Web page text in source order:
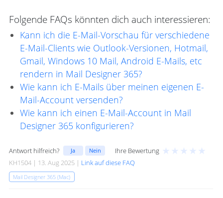
Folgende FAQs könnten dich auch interessieren:
Kann ich die E-Mail-Vorschau für verschiedene
E-Mail-Clients wie Outlook-Versionen, Hotmail,
Gmail, Windows 10 Mail, Android E-Mails, etc
rendern in Mail Designer 365?
Wie kann ich E-Mails über meinen eigenen E-
Mail-Account versenden?
Wie kann ich einen E-Mail-Account in Mail
Designer 365 konfigurieren?
Antwort hilfreich? Ja Nein Ihre Bewertung ★ ★ ★ ★ ★
KH1504 | 13. Aug 2025 | Link auf diese FAQ
Mail Designer 365 (Mac)